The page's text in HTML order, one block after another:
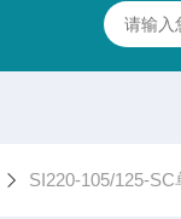
抛光硫化锌(ZnS)多
SI220-105/125-SC单包层泵浦能